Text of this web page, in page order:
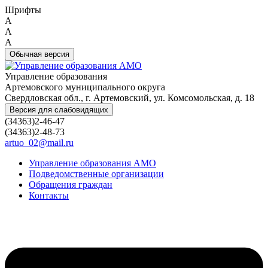
Шрифты
A
A
A
Обычная версия
Управление образования
Артемовского муниципального округа
Свердловская обл., г. Артемовский, ул. Комсомольская, д. 18
Версия для слабовидящих
(34363)2-46-47
(34363)2-48-73
artuo_02@mail.ru
Управление образования АМО
Подведомственные организации
Обращения граждан
Контакты